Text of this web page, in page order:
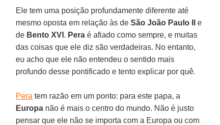
Ele tem uma posição profundamente diferente até
mesmo oposta em relação às deSão João Paulo II
e
de Bento XVI . Pera é afiado como sempre, e muitas
das coisas que ele diz são verdadeiras. No entanto,
eu acho que ele não entendeu o sentido mais
profundo desse pontificado e tento explicar por quê.
Pera tem razão em um ponto: para este papa, a
Europa não é mais o centro do mundo. Não é justo
pensar que ele não se importa com a Europa ou com